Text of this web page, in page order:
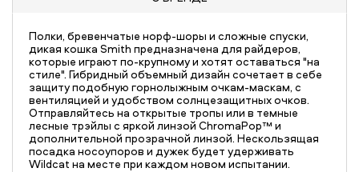
Полки, бревенчатые норф-шоры и сложные спуски,
дикая кошка Smith предназначена для райдеров,
которые играют по-крупному и хотят оставаться "на
стиле". Гибридный объемный дизайн сочетает в себе
защиту подобную горнолыжным очкам-маскам, с
вентиляцией и удобством солнцезащитных очков.
Отправляйтесь на открытые тропы или в темные
лесные трэйлы с яркой линзой ChromaPop™ и
дополнительной прозрачной линзой. Нескользящая
посадка носоупоров и дужек будет удерживать
Wildcat на месте при каждом новом испытании.